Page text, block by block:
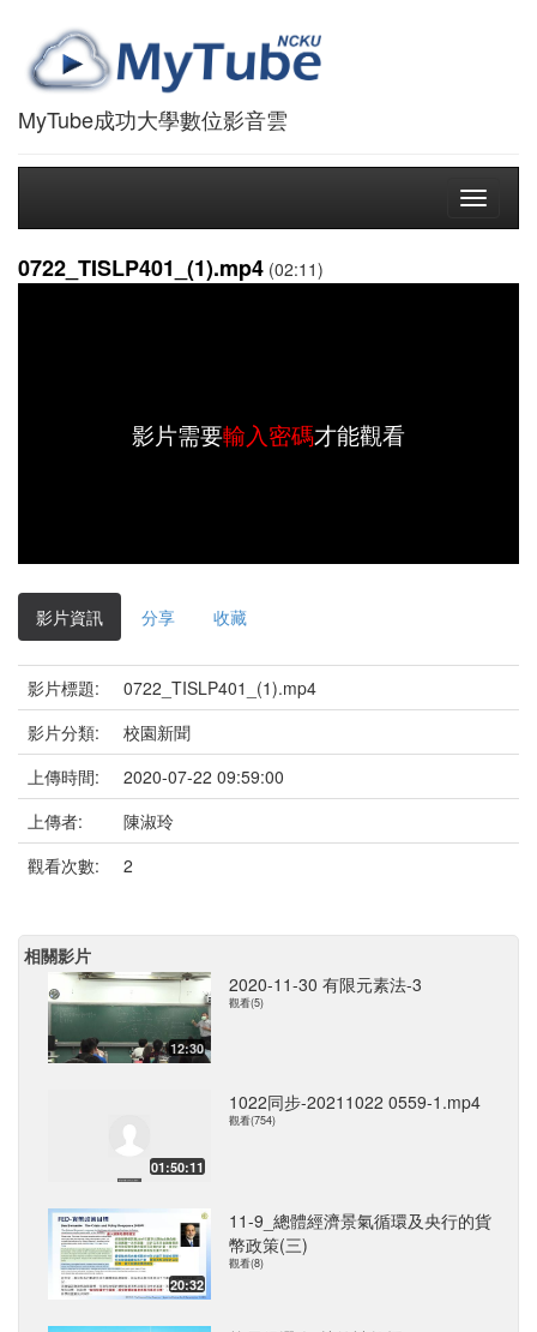
MyTube成功大學數位影音雲
Toggle
0722_TISLP401_(1).mp4 (02:11)
影片需要輸入密碼才能觀看
影片資訊 分享 收藏
影片標題:
0722_TISLP401_(1).mp4
影片分類:
校園新聞
上傳時間:
2020-07-22 09:59:00
上傳者:
陳淑玲
觀看次數:
2
相關影片
12:30
2020-11-30 有限元素法-3
觀看(5)
01:50:11
1022同步-20211022 0559-1.mp4
觀看(754)
20:32
11-9_總體經濟景氣循環及央行的貨
幣政策(三)
觀看(8)